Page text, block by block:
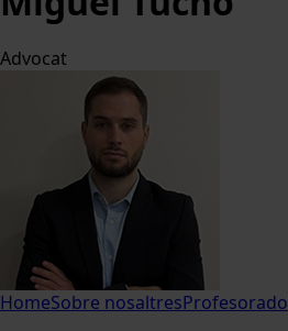
Advocat
HomeSobre nosaltresProfesorado